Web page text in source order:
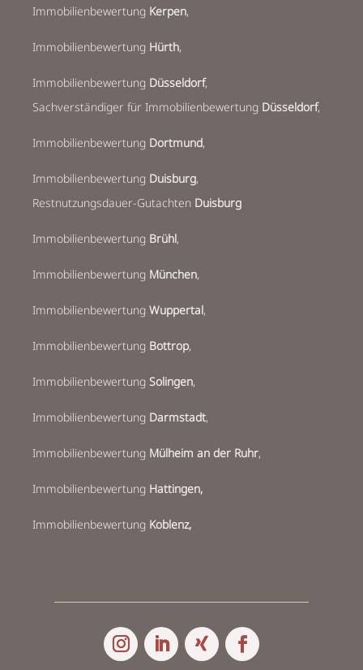
Immobilienbewertung Kerpen,
Immobilienbewertung Hürth,
Immobilienbewertung Düsseldorf,
Sachverständiger für Immobilienbewertung Düsseldorf,
Immobilienbewertung Dortmund,
Immobilienbewertung Duisburg,
Restnutzungsdauer-Gutachten Duisburg
Immobilienbewertung Brühl,
Immobilienbewertung München,
ImmobilienbewertungWuppertal,
Immobilienbewertung Bottrop,
ImmobilienbewertungSolingen,
Immobilienbewertung Darmstadt,
Immobilienbewertung Mülheim an der Ruhr,
Immobilienbewertung Hattingen,
Immobilienbewertung Koblenz,